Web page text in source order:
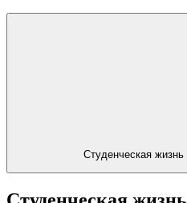
Студенческая жизнь